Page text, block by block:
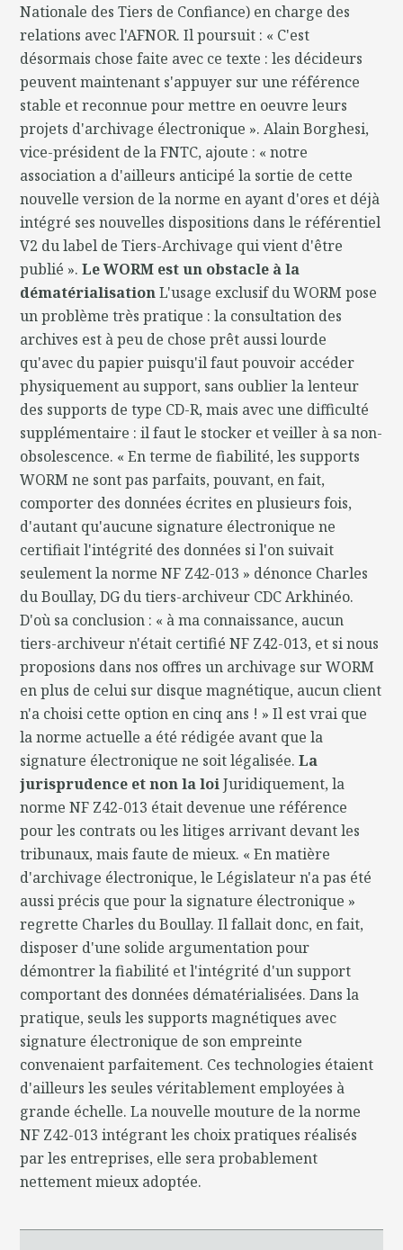
Nationale des Tiers de Confiance) en charge des
relations avec l'AFNOR. Il poursuit : « C'est
désormais chose faite avec ce texte : les décideurs
peuvent maintenant s'appuyer sur une référence
stable et reconnue pour mettre en oeuvre leurs
projets d'archivage électronique ». Alain Borghesi,
vice-président de la FNTC, ajoute : « notre
association a d'ailleurs anticipé la sortie de cette
nouvelle version de la norme en ayant d'ores et déjà
intégré ses nouvelles dispositions dans le référentiel
V2 du label de Tiers-Archivage qui vient d'être
publié ».Le WORM est un obstacle à la
dématérialisationL'usage exclusif du WORM pose
un problème très pratique : la consultation des
archives est à peu de chose prêt aussi lourde
qu'avec du papier puisqu'il faut pouvoir accéder
physiquement au support, sans oublier la lenteur
des supports de type CD-R, mais avec une difficulté
supplémentaire : il faut le stocker et veiller à sa non-
obsolescence. « En terme de fiabilité, les supports
WORM ne sont pas parfaits, pouvant, en fait,
comporter des données écrites en plusieurs fois,
d'autant qu'aucune signature électronique ne
certifiait l'intégrité des données si l'on suivait
seulement la norme NF Z42-013 » dénonce Charles
du Boullay, DG du tiers-archiveur CDC Arkhinéo.
D'où sa conclusion : « à ma connaissance, aucun
tiers-archiveur n'était certifié NF Z42-013, et si nous
proposions dans nos offres un archivage sur WORM
en plus de celui sur disque magnétique, aucun client
n'a choisi cette option en cinq ans ! » Il est vrai que
la norme actuelle a été rédigée avant que la
signature électronique ne soit légalisée.La
jurisprudence et non la loiJuridiquement, la
norme NF Z42-013 était devenue une référence
pour les contrats ou les litiges arrivant devant les
tribunaux, mais faute de mieux. « En matière
d'archivage électronique, le Législateur n'a pas été
aussi précis que pour la signature électronique »
regrette Charles du Boullay. Il fallait donc, en fait,
disposer d'une solide argumentation pour
démontrer la fiabilité et l'intégrité d'un support
comportant des données dématérialisées. Dans la
pratique, seuls les supports magnétiques avec
signature électronique de son empreinte
convenaient parfaitement. Ces technologies étaient
d'ailleurs les seules véritablement employées à
grande échelle. La nouvelle mouture de la norme
NF Z42-013 intégrant les choix pratiques réalisés
par les entreprises, elle sera probablement
nettement mieux adoptée.